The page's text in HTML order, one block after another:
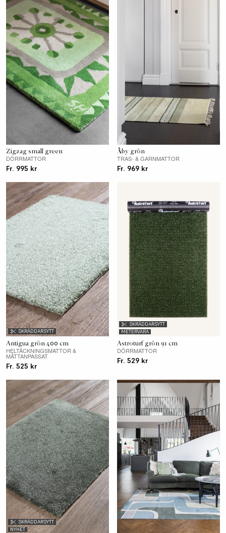
Zigzag small green
DÖRRMATTOR
Fr. 995 kr
Åby grön
TRAS- & GARNMATTOR
Fr. 969 kr
SKRÄDDARSYTT
Antigua grön 400 cm
HELTÄCKNINGSMATTOR &
MÅTTANPASSAT
Fr. 525 kr
SKRÄDDARSYTT
METERVARA
Astroturf grön 91 cm
DÖRRMATTOR
Fr. 529 kr
SKRÄDDARSYTT
NYHET